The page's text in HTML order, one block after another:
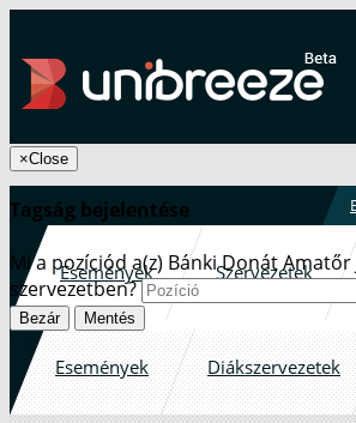
Események Szervezetek
Események Diákszervezetek
×Close
Tagság bejelentése
Mi a pozíciód a(z) Bánki Donát Amatőr
szervezetben?
Bezár Mentés